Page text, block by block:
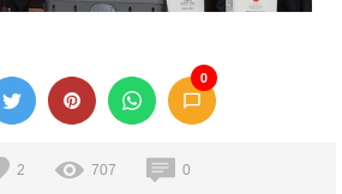
0
2 707 0